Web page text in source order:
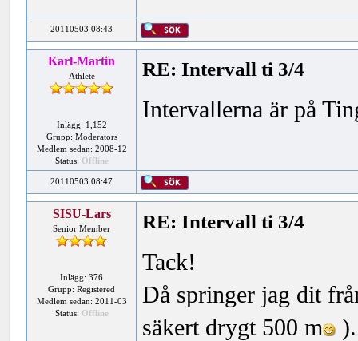
20110503 08:43
Karl-Martin
Athlete
Inlägg: 1,152
Grupp: Moderators
Medlem sedan: 2008-12
Status: Offline
RE: Intervall ti 3/4
Intervallerna är på
20110503 08:47
SISU-Lars
Senior Member
Inlägg: 376
Grupp: Registered
Medlem sedan: 2011-03
Status: Offline
RE: Intervall ti 3/4
Tack!
Då springer jag dit
säkert drygt 500 m
).